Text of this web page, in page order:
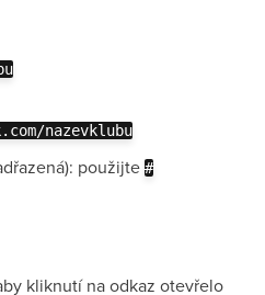
nazevklubu
použijte #
kliknutí na odkaz otevřelo